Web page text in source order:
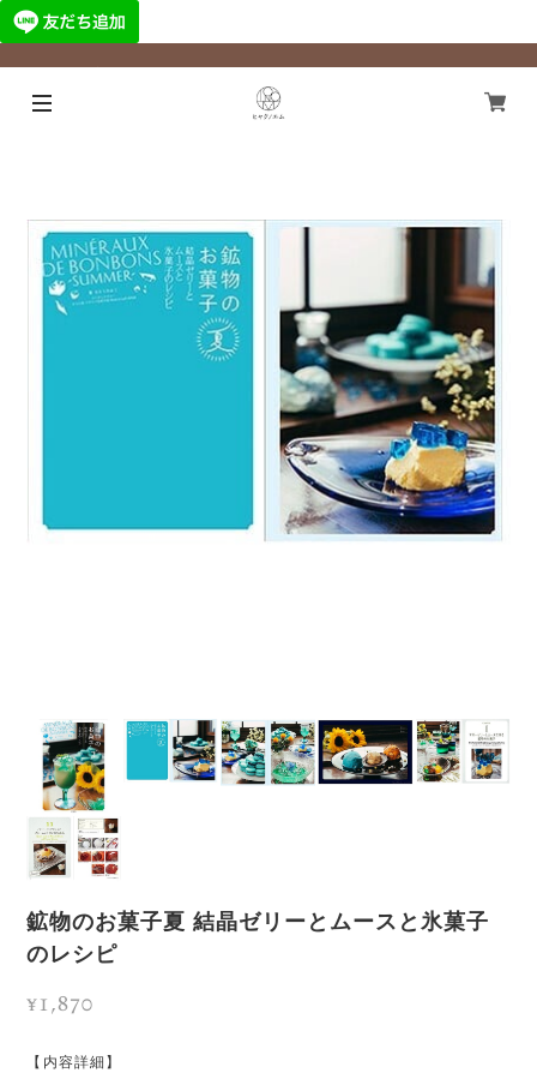
鉱物のお菓子夏 結晶ゼリーとムースと氷菓子
のレシピ
¥1,870
【内容詳細】